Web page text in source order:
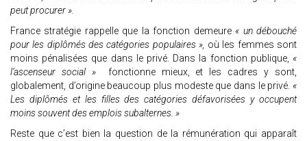
peut procurer ».
France stratégie rappelle que la fonction demeure « un débouché
pour les diplômés des catégories populaires », où les femmes sont
moins pénalisées que dans le privé. Dans la fonction publique, «
l’ascenseur social » fonctionne mieux, et les cadres y sont,
globalement, d’origine beaucoup plus modeste que dans le privé. «
Les diplômés et les filles des catégories défavorisées y occupent
moins souvent des emplois subalternes. »
Reste que c’est bien la question de la rémunération qui apparaît